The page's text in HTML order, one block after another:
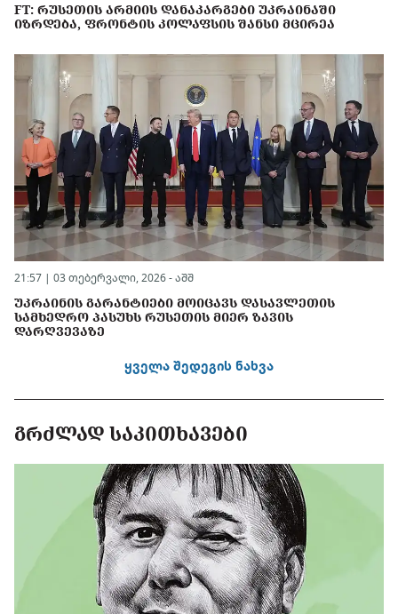
FT: ᲠᲣᲡᲔᲗᲘᲡ ᲐᲠᲛᲘᲘᲡ ᲓᲐᲜᲐᲙᲐᲠᲒᲔᲑᲘ ᲣᲙᲠᲐᲘᲜᲐᲨᲘ
ᲘᲖᲠᲓᲔᲑᲐ, ᲤᲠᲝᲜᲢᲘᲡ ᲙᲝᲚᲐᲤᲡᲘᲡ ᲨᲐᲜᲡᲘ ᲛᲪᲘᲠᲔᲐ
21:57 | 03 თებერვალი, 2026 - აშშ
ᲣᲙᲠᲐᲘᲜᲘᲡ ᲒᲐᲠᲐᲜᲢᲘᲔᲑᲘ ᲛᲝᲘᲪᲐᲕᲡ ᲓᲐᲡᲐᲕᲚᲔᲗᲘᲡ
ᲡᲐᲛᲮᲔᲓᲠᲝ ᲞᲐᲡᲣᲮᲡ ᲠᲣᲡᲔᲗᲘᲡ ᲛᲘᲔᲠ ᲖᲐᲕᲘᲡ
ᲓᲐᲠᲦᲕᲔᲕᲐᲖᲔ
ყველა შედეგის ნახვა
ᲒᲠᲫᲚᲐᲓ ᲡᲐᲙᲘᲗᲮᲐᲕᲔᲑᲘ